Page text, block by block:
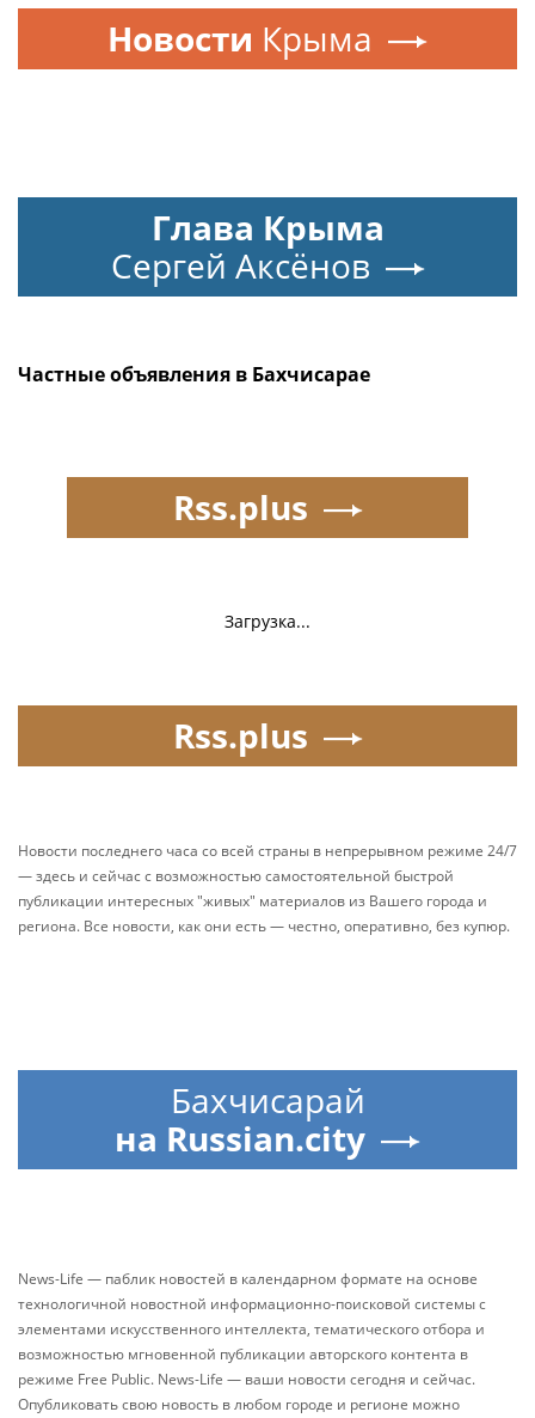
Новости Крыма
Глава Крыма
Сергей Аксёнов
Частные объявления в Бахчисарае
Загрузка...
Rss.plus
Rss.plus
Новости последнего часа со всей страны в непрерывном режиме 24/7
— здесь и сейчас с возможностью самостоятельной быстрой
публикации интересных "живых" материалов из Вашего города и
региона. Все новости, как они есть — честно, оперативно, без купюр.
Бахчисарай
на Russian.city
News-Life — паблик новостей в календарном формате на основе
технологичной новостной информационно-поисковой системы с
элементами искусственного интеллекта, тематического отбора и
возможностью мгновенной публикации авторского контента в
режиме Free Public. News-Life — ваши новости сегодня и сейчас.
Опубликовать свою новость в любом городе и регионе можно